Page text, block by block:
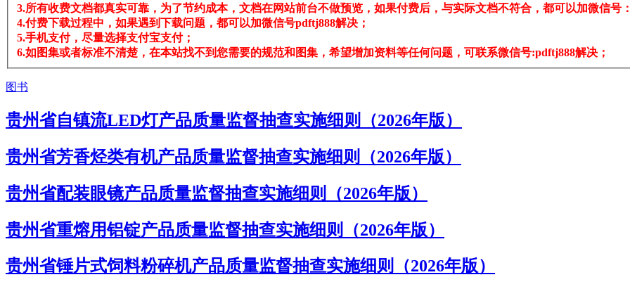
3.所有收费文档都真实可靠，为了节约成本，文档在网站前台不做预览，如果付费后，与实际文档不符合，都可以加微信号
4.付费下载过程中，如果遇到下载问题，都可以加微信号pdftj888解决；
5.手机支付，尽量选择支付宝支付；
6.如图集或者标准不清楚，在本站找不到您需要的规范和图集，希望增加资料等任何问题，可联系微信号:pdftj888解决；
图书
贵州省自镇流LED灯产品质量监督抽查实施细则（2026年版）
贵州省芳香烃类有机产品质量监督抽查实施细则（2026年版）
贵州省配装眼镜产品质量监督抽查实施细则（2026年版）
贵州省重熔用铝锭产品质量监督抽查实施细则（2026年版）
贵州省锤片式饲料粉碎机产品质量监督抽查实施细则（2026年版）